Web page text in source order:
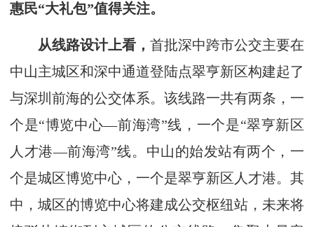
惠民“大礼包”值得关注。
从线路设计上看， 首批深中跨市公交主要在
中山主城区和深中通道登陆点翠亨新区构建起了
与深圳前海的公交体系。该线路一共有两条，一
个是“博览中心—前海湾”线，一个是“翠亨新区
人才港—前海湾”线。中山的始发站有两个，一
个是城区博览中心，一个是翠亨新区人才港。其
中，城区的博览中心将建成公交枢纽站，未来将